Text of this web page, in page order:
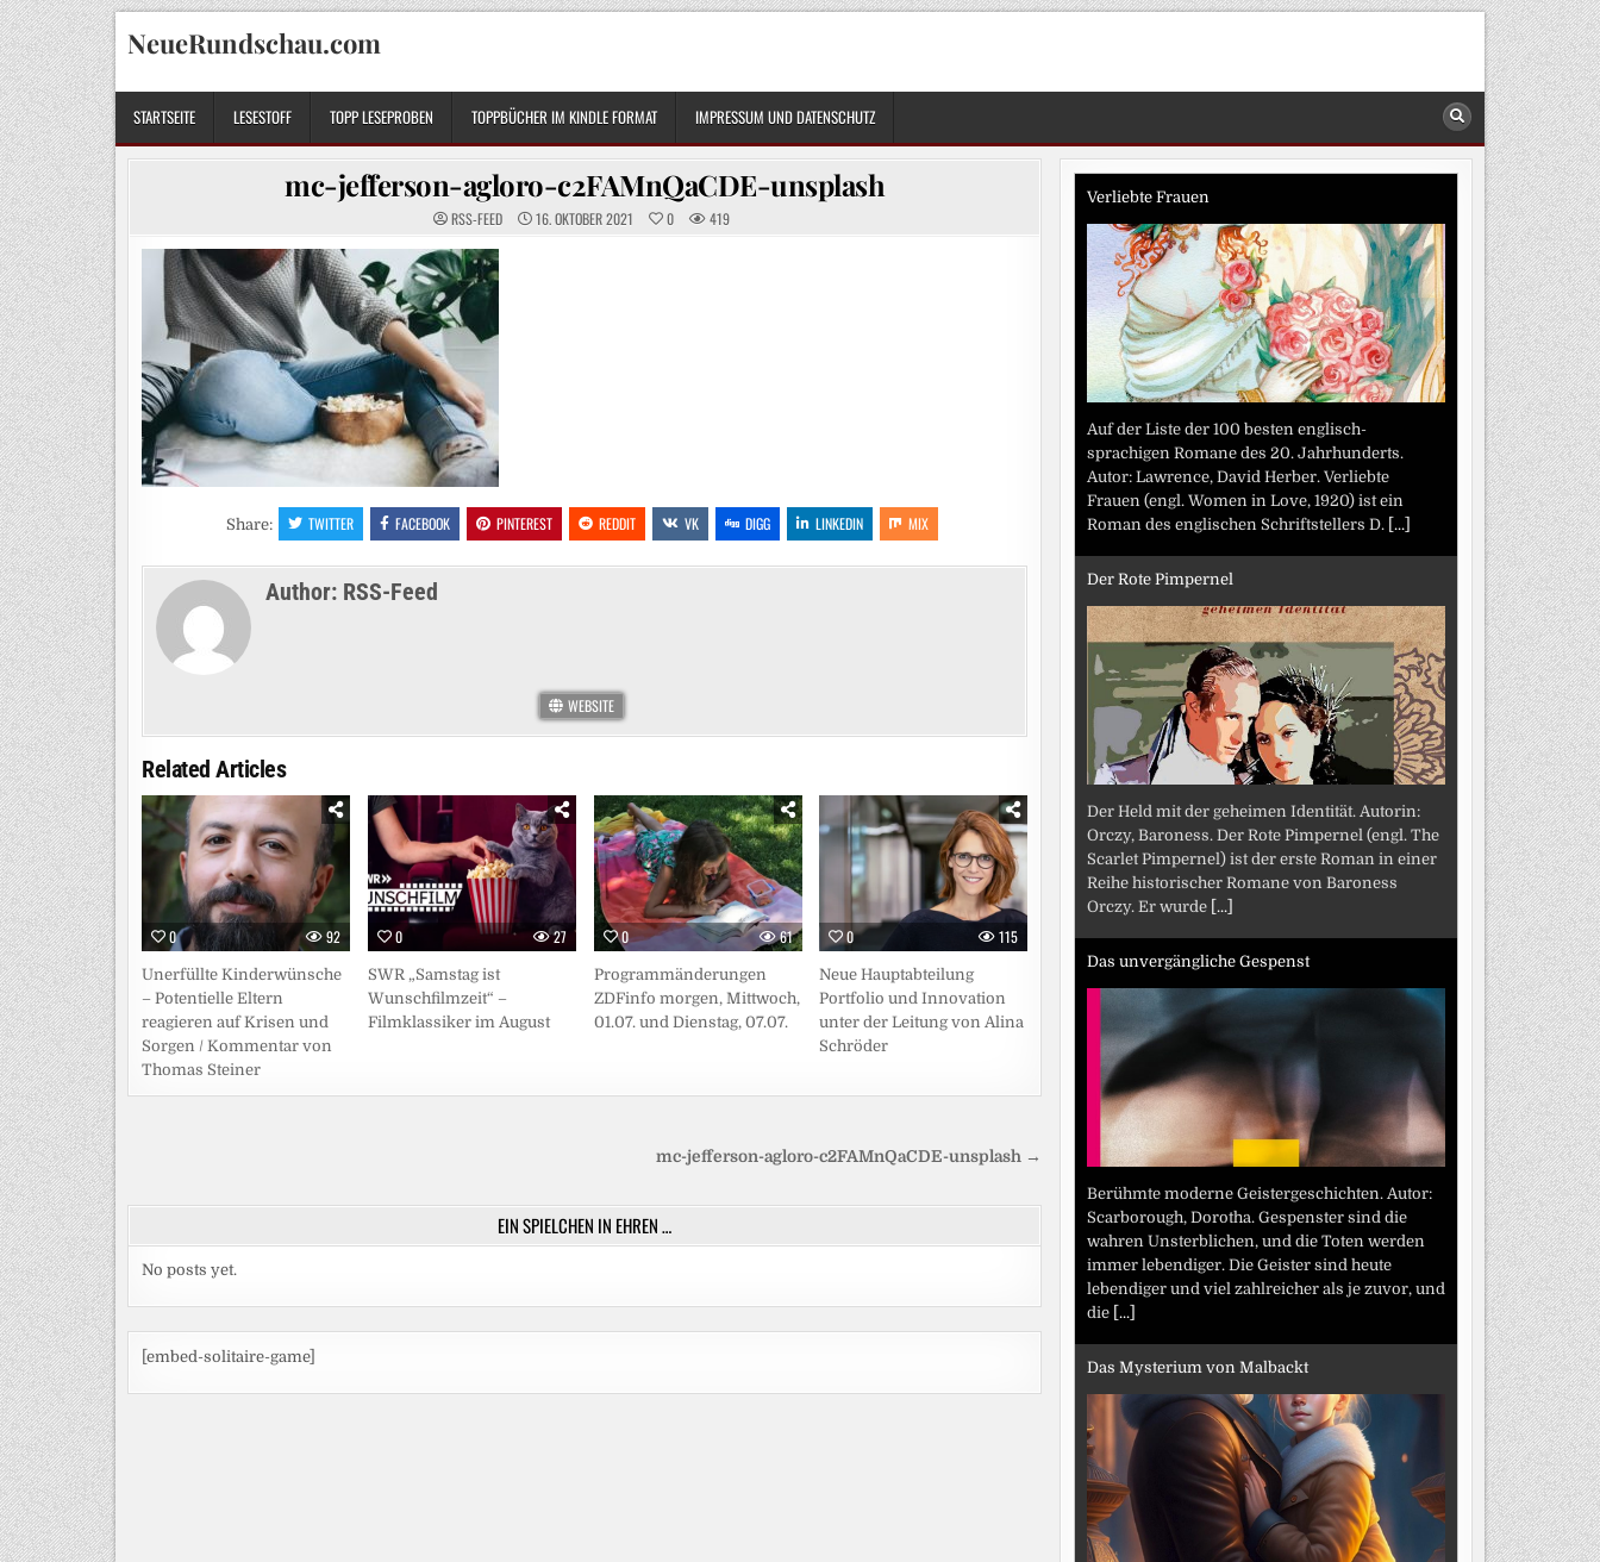
Skip
to
content
NeueRundschau.com
STARTSEITE LESESTOFF TOPP LESEPROBEN TOPPBÜCHER IM KINDLE FORMAT IMPRESSUM UND DATENSCHUTZ
mc-jefferson-agloro-c2FAMnQaCDE-unsplash
RSS-FEED 16. OKTOBER 2021 0 419
Share: TWITTER FACEBOOK PINTEREST REDDIT VK DIGG LINKEDIN MIX
Author: RSS-Feed
WEBSITE
Related Articles
0 92
Unerfüllte Kinderwünsche
– Potentielle Eltern
reagieren auf Krisen und
Sorgen / Kommentar von
Thomas Steiner
0 27
SWR „Samstag ist
Wunschfilmzeit“ –
Filmklassiker im August
0 61
Programmänderungen
ZDFinfo morgen, Mittwoch,
01.07. und Dienstag, 07.07.
0 115
Neue Hauptabteilung
Portfolio und Innovation
unter der Leitung von Alina
Schröder
mc-jefferson-agloro-c2FAMnQaCDE-unsplash →
EIN SPIELCHEN IN EHREN …
No posts yet.
[embed-solitaire-game]
Verliebte Frauen
Auf der Liste der 100 besten englisch-
sprachigen Romane des 20. Jahrhunderts.
Autor: Lawrence, David Herber. Verliebte
Frauen (engl. Women in Love, 1920) ist ein
Roman des englischen Schriftstellers D. [...]
Der Rote Pimpernel
Der Held mit der geheimen Identität. Autorin:
Orczy, Baroness. Der Rote Pimpernel (engl. The
Scarlet Pimpernel) ist der erste Roman in einer
Reihe historischer Romane von Baroness
Orczy. Er wurde [...]
Das unvergängliche Gespenst
Berühmte moderne Geistergeschichten. Autor:
Scarborough, Dorotha. Gespenster sind die
wahren Unsterblichen, und die Toten werden
immer lebendiger. Die Geister sind heute
lebendiger und viel zahlreicher als je zuvor, und
die [...]
Das Mysterium von Malbackt